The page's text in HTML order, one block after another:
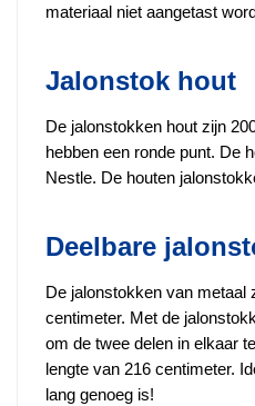
materiaal niet aangetast
Jalonstok hout
De jalonstokken hout zijn
hebben een ronde punt. De
Nestle. De houten
Deelbare
De jalonstokken van metaal
centimeter. Met de
om de twee delen in elkaar
lengte van 216 centimeter.
lang genoeg is!